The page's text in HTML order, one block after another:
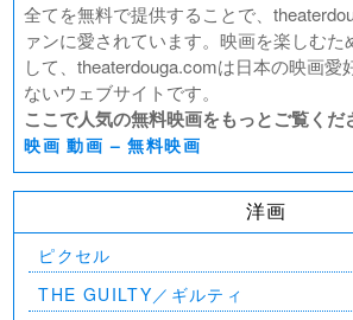
全てを無料で提供することで、
ァンに愛されています。映画を楽しむた
して、theaterdouga.comは日本の映画愛
ないウェブサイトです。
ここで人気の無料映画をもっとご覧くだ
映画 動画 – 無料映画
洋画
ピクセル
THE GUILTY／ギルティ